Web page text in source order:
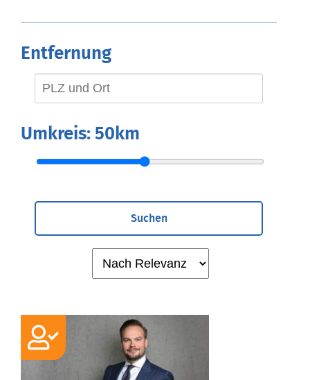
Entfernung
Umkreis: 50km
Suchen